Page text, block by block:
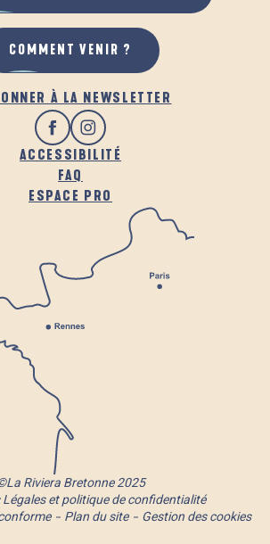
À LA NEWSLETTER
ACCESSIBILITÉ
FAQ
ESPACE PRO
COMMENT VENIR ?
Riviera Bretonne 2025
et politique de confidentialité
Plan du site Gestion des cookies